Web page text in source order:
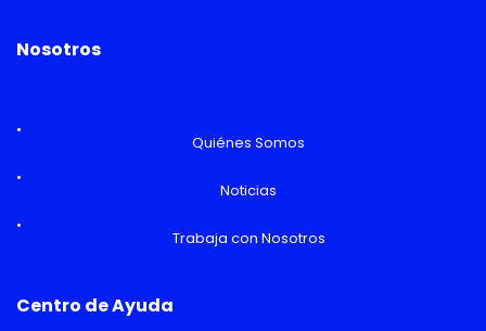
Nosotros
Quiénes Somos
Noticias
Trabaja con Nosotros
Centro de Ayuda